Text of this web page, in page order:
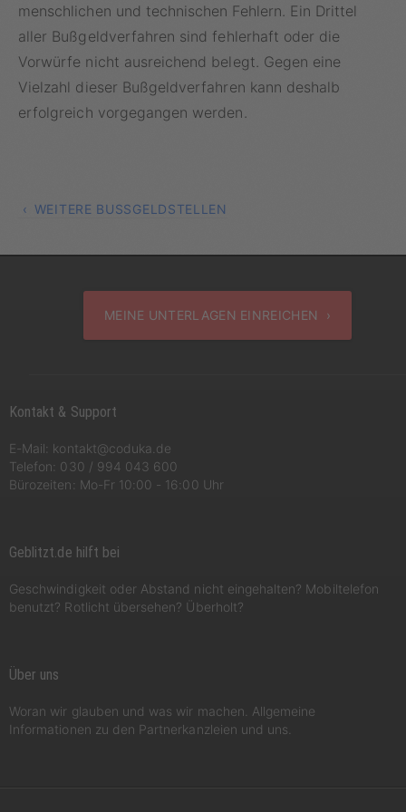
menschlichen und technischen Fehlern. Ein Drittel
aller Bußgeldverfahren sind fehlerhaft oder die
Vorwürfe nicht ausreichend belegt. Gegen eine
Vielzahl dieser Bußgeldverfahren kann deshalb
erfolgreich vorgegangen werden.
WEITERE BUSSGELDSTELLEN
MEINE UNTERLAGEN EINREICHEN ›
Kontakt & Support
E-Mail: kontakt@coduka.de
Telefon: 030 / 994 043 600
Bürozeiten: Mo-Fr 10:00 - 16:00 Uhr
Geblitzt.de hilft bei
Geschwindigkeit oder Abstand nicht eingehalten? Mobiltelefon
benutzt? Rotlicht übersehen? Überholt?
Über uns
Woran wir glauben und was wir machen. Allgemeine
Informationen zu den Partnerkanzleien und uns.